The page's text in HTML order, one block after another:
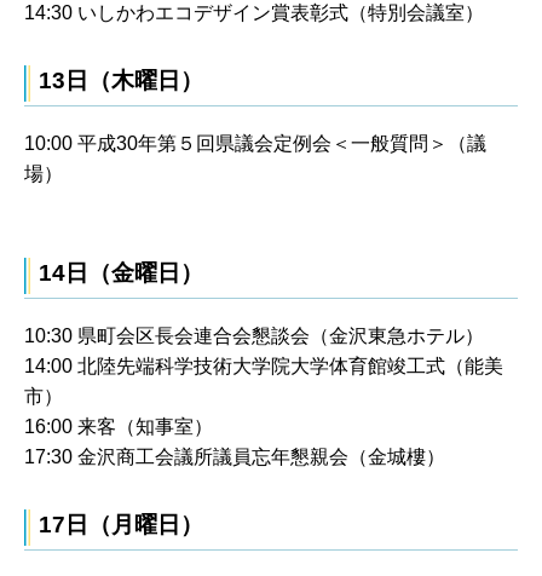
14:30 いしかわエコデザイン賞表彰式（特別会議室）
13日（木曜日）
10:00 平成30年第５回県議会定例会＜一般質問＞（議
場）
14日（金曜日）
10:30 県町会区長会連合会懇談会（金沢東急ホテル）
14:00 北陸先端科学技術大学院大学体育館竣工式（能美
市）
16:00 来客（知事室）
17:30 金沢商工会議所議員忘年懇親会（金城樓）
17日（月曜日）